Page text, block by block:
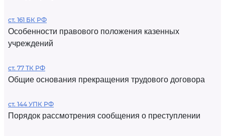
ст. 161 БК РФ
Особенности правового положения казенных
учреждений
ст. 77 ТК РФ
Общие основания прекращения трудового договора
ст. 144 УПК РФ
Порядок рассмотрения сообщения о преступлении